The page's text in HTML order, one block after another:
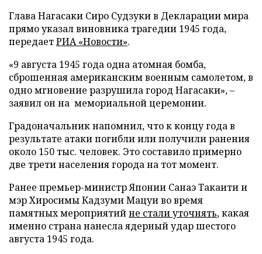
Глава Нагасаки Сиро Судзуки в Декларации мира
прямо указал виновника трагедии 1945 года,
передаетРИА «Новости».
«9 августа 1945 года одна атомная бомба,
сброшенная американским военным самолетом, в
одно мгновение разрушила город Нагасаки», –
заявил он на мемориальной церемонии.
Градоначальник напомнил, что к концу года в
результате атаки погибли или получили ранения
около 150 тыс. человек. Это составило примерно
две трети населения города на тот момент.
Ранее премьер-министр Японии Санаэ Такаити и
мэр Хиросимы Кадзуми Мацуи во время
памятных мероприятийне стали уточнять, какая
именно страна нанесла ядерный удар шестого
августа 1945 года.